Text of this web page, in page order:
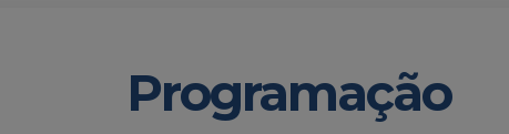
Programação